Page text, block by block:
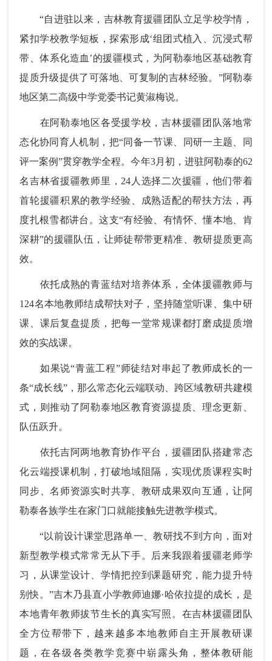
“自进驻以来，吉林教育援疆团队立足学校学情，
紧扣学校教学短板，探索形成‘组团式植入、沉浸式帮
带、体系化造血’的援疆模式，为阿勒泰地区基础教育
提质升级提供了可落地、可复制的吉林经验。”阿勒泰
地区第二高级中学党委书记黄淑梅说。
在阿勒泰地区各受援学校，吉林援疆团队落地常
态化协同育人机制，把“同备一节课、同研一主题、同
评一案例”贯穿教学全程。今年3月初，进驻阿勒泰的62
名吉林省援疆教师里，24人选择二次援疆，他们带着
首轮援疆积累的教学经验、成熟适配的帮扶方法，再
度扎根雪都讲台。这支“有经验、有情怀、懂本地、肯
深耕”的援疆队伍，让师徒帮带更精准、教研提质更高
效。
依托成熟的青蓝结对培养体系，全体援疆教师与
124名本地教师结成帮扶对子，坚持随堂听课、集中研
课、课后复盘提质，把每一堂常规课都打磨成提质增
效的实战课。
如果说“青蓝工程”师徒结对串起了教师成长的一
条“成长线”，那么常态化云端联动、跨区域教研共建模
式，则推动了阿勒泰地区教育资源提质、理念更新、
队伍跃升。
依托吉阿两地教育协作平台，援疆团队搭建常态
化云端授课机制，打破地域阻隔，实现优质课程实时
同步、名师资源实时共享、教研成果双向互通，让阿
勒泰各族学生在家门口就能接触先进教学模式。
“以前设计课堂思路单一、教研找不到方向，面对
新型教学模式常常无从下手。后来我跟着援疆老师学
习，从课堂设计、学情把控到课题研究，能力提升特
别快。”吉木乃县直小学教师迪娜·哈依拉提的成长，是
本地青年教师拔节生长的真实写照。在吉林援疆团队
全方位帮带下，越来越多本地教师自主开展教研课
题，在各级各类教学竞赛中崭露头角，整体教研能